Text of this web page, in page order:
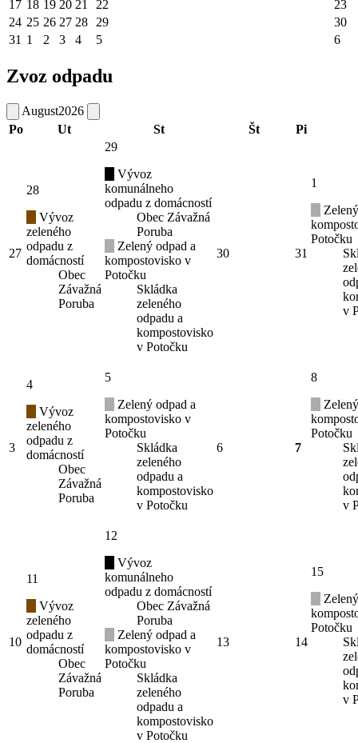
17 18 19 20 21 22
23
24 25 26 27 28 29
30
31 1 2 3 4 5 6
Zvoz odpadu
August2026
Po
Ut St Št Pi
27
28
Vývoz
zeleného
odpadu z
domácností
Obec
Závažná
Poruba
29
Vývoz
komunálneho
odpadu z domácností
Obec Závažná
Poruba
Zelený odpad a
kompostovisko v
Potočku
Skládka
zeleného
odpadu a
kompostovisko
v Potočku
30 31
1
Potočku
v
3
4
Vývoz
zeleného
odpadu z
domácností
Obec
Závažná
Poruba
5
Zelený odpad a
kompostovisko v
Potočku
Skládka
zeleného
odpadu a
kompostovisko
v Potočku
6 7
8
Potočku
v
10
11
Vývoz
zeleného
odpadu z
domácností
Obec
Závažná
Poruba
12
Vývoz
komunálneho
odpadu z domácností
Obec Závažná
Poruba
Zelený odpad a
kompostovisko v
Potočku
Skládka
zeleného
odpadu a
kompostovisko
v Potočku
13 14
15
Potočku
v